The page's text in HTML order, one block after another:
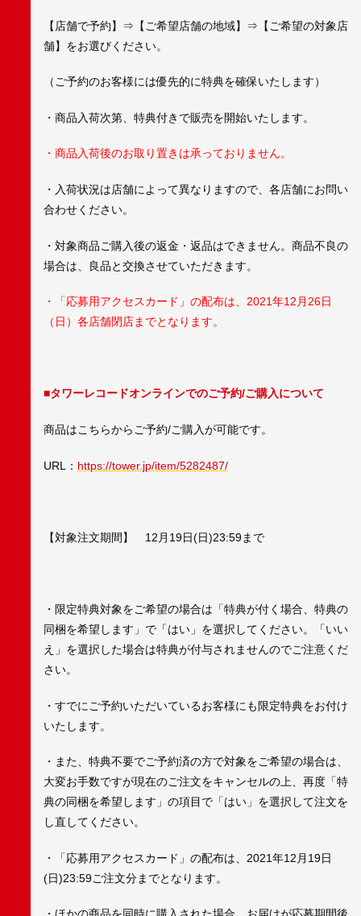
【店舗で予約】⇒【ご希望店舗の地域】⇒【ご希望の対象店
舗】をお選びください。
（ご予約のお客様には優先的に特典を確保いたします）
・商品入荷次第、特典付きで販売を開始いたします。
・商品入荷後のお取り置きは承っておりません。
・入荷状況は店舗によって異なりますので、各店舗にお問い
合わせください。
・対象商品ご購入後の返金・返品はできません。商品不良の
場合は、良品と交換させていただきます。
・「応募用アクセスカード」の配布は、2021年12月26日
（日）各店舗閉店までとなります。
■タワーレコードオンラインでのご予約/ご購入について
商品はこちらからご予約/ご購入が可能です。
URL： https://tower.jp/item/5282487/
【対象注文期間】 12月19日(日)23:59まで
・限定特典対象をご希望の場合は「特典が付く場合、特典の
同梱を希望します」で「はい」を選択してください。「いい
え」を選択した場合は特典が付与されませんのでご注意くだ
さい。
・すでにご予約いただいているお客様にも限定特典をお付け
いたします。
・また、特典不要でご予約済の方で対象をご希望の場合は、
大変お手数ですが現在のご注文をキャンセルの上、再度「特
典の同梱を希望します」の項目で「はい」を選択して注文を
し直してください。
・「応募用アクセスカード」の配布は、2021年12月19日
(日)23:59ご注文分までとなります。